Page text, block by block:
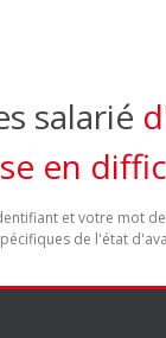
salarié
en
et votre mot
de l'état